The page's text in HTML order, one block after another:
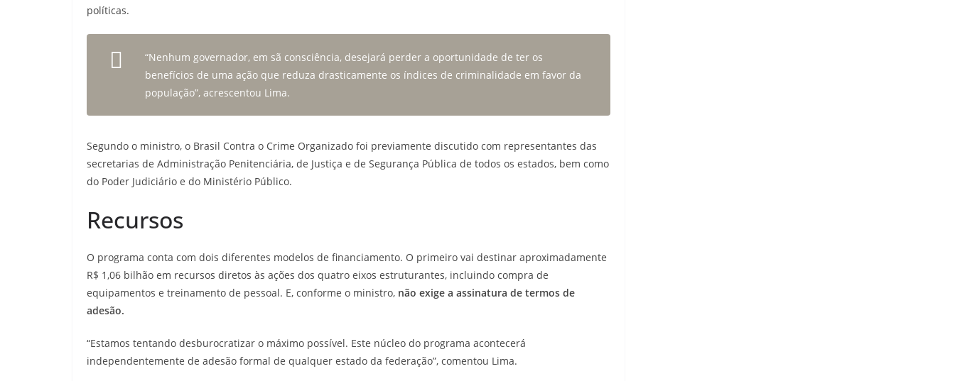
políticas.
“Nenhum governador, em sã consciência, desejará perder a oportunidade de ter os
benefícios de uma ação que reduza drasticamente os índices de criminalidade em favor da
população”, acrescentou Lima.
Segundo o ministro, o Brasil Contra o Crime Organizado foi previamente discutido com representantes das
secretarias de Administração Penitenciária, de Justiça e de Segurança Pública de todos os estados, bem como
do Poder Judiciário e do Ministério Público.
Recursos
O programa conta com dois diferentes modelos de financiamento. O primeiro vai destinar aproximadamente
R$ 1,06 bilhão em recursos diretos às ações dos quatro eixos estruturantes, incluindo compra de
equipamentos e treinamento de pessoal. E, conforme o ministro, não exige a assinatura de termos de
adesão.
“Estamos tentando desburocratizar o máximo possível. Este núcleo do programa acontecerá
independentemente de adesão formal de qualquer estado da federação”, comentou Lima.